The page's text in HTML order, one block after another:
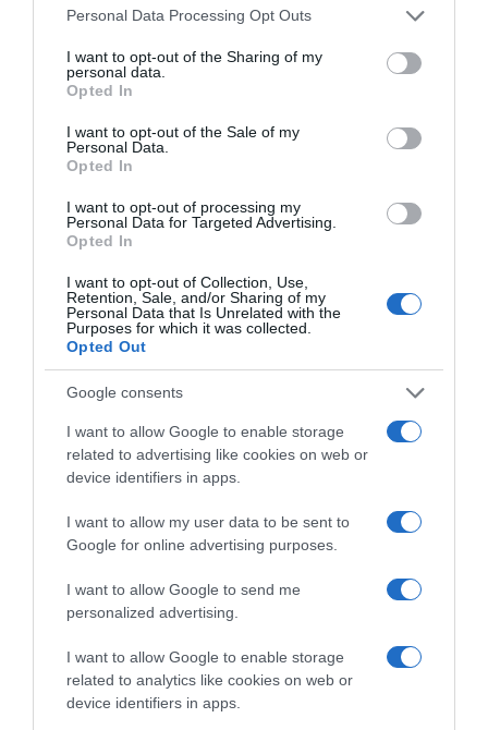
Please note that this website/app uses one or more Google
not limited to your visit or usage behaviour. You may click to
grant or deny consent to Google and its third-party tags to
use your data for below specified purposes in below Google
consent section.
Personal Data Processing Opt Outs
I want to opt-out of the Sharing of my
personal data.
Opted In
I want to opt-out of the Sale of my
Personal Data.
Opted In
I want to opt-out of processing my
Personal Data for Targeted Advertising.
Opted In
I want to opt-out of Collection, Use,
Retention, Sale, and/or Sharing of my
Personal Data that Is Unrelated with the
Purposes for which it was collected.
Opted Out
Google consents
I want to allow Google to enable storage
related to advertising like cookies on web or
device identifiers in apps.
I want to allow my user data to be sent to
Google for online advertising purposes.
I want to allow Google to send me
personalized advertising.
I want to allow Google to enable storage
related to analytics like cookies on web or
device identifiers in apps.
ΔΙΕΘΝΗ